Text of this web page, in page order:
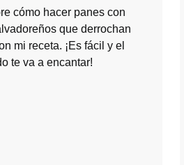
cómo hacer panes con
que derrochan
mi receta. ¡Es fácil y el
te va a encantar!